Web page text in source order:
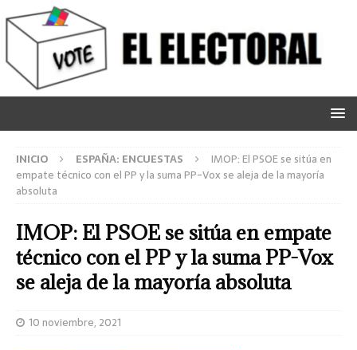
INICIO ESPAÑA: ENCUESTAS
IMOP: El PSOE se sitúa en
empate técnico con el PP y la suma PP-Vox se aleja de la mayoría
absoluta
IMOP: El PSOE se sitúa en empate
técnico con el PP y la suma PP-Vox
se aleja de la mayoría absoluta
10 noviembre, 2021